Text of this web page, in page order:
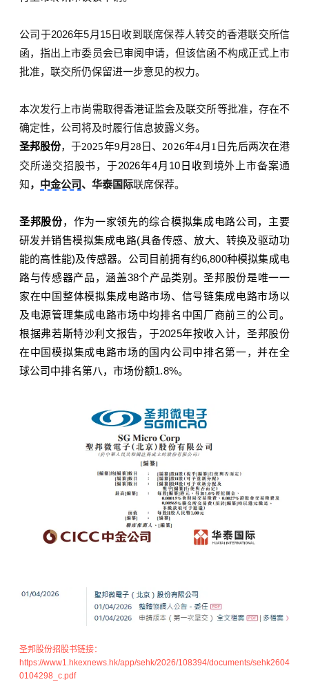
公司于2026年5月 15日收到联席保荐人转交的香港联交所信
函，指出上市委员会已审阅申请，但该信函不构成正式上市
批准，联交所仍保留进一步意见的权力。
本次发行上市尚需取得香港证监会及联交所等批准，存在不
确定性，公司将及时履行信息披露义务。
圣邦股份，于2025年9月28日、2026年4月1日先后两次在港
交所递交招股书，于2026年4月10日收到 境外上市备案通
知， 中金公司、华泰国际联席保荐。
圣邦股份，作为一家领先的综合模拟集成电路公司，主要
研发并销售模拟集成电路(具备传感、放大、转换及驱动功
能的高性能)及传感器。公司目前拥有约6,800种模拟集成电
路与传感器产品，涵盖38个产品类别。圣邦股份是唯一一
家在中国整体模拟集成电路市场、信号链集成电路市场以
及电源管理集成电路市场中均排名中国厂商前三的公司。
根据弗若斯特沙利文报告，于2025年按收入计，圣邦股份
在中国模拟集成电路市场的国内公司中排名第一，并在全
球公司中排名第八，市场份额1.8%。
圣邦股份招股书链接：
https://www1.hkexnews.hk/app/sehk/2026/108394/documents/sehk2604
0104298_c.pdf